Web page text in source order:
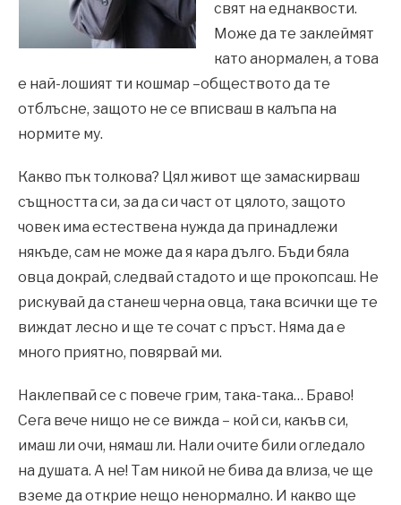
свят на еднаквости.
Може да те заклеймят
като анормален, а това
е най-лошият ти кошмар –обществото да те
отблъсне, защото не се вписваш в калъпа на
нормите му.
Какво пък толкова? Цял живот ще замаскирваш
същността си, за да си част от цялото, защото
човек има естествена нужда да принадлежи
някъде, сам не може да я кара дълго. Бъди бяла
овца докрай, следвай стадото и ще прокопсаш. Не
рискувай да станеш черна овца, така всички ще те
виждат лесно и ще те сочат с пръст. Няма да е
много приятно, повярвай ми.
Наклепвай се с повече грим, така-така… Браво!
Сега вече нищо не се вижда – кой си, какъв си,
имаш ли очи, нямаш ли. Нали очите били огледало
на душата. А не! Там никой не бива да влиза, че ще
вземе да открие нещо ненормално. И какво ще